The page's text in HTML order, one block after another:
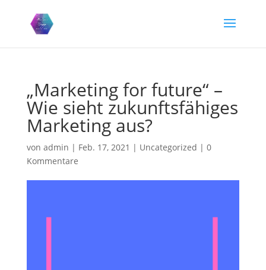
„Marketing for future“ –
Wie sieht zukunftsfähiges
Marketing aus?
von admin | Feb. 17, 2021 | Uncategorized | 0
Kommentare